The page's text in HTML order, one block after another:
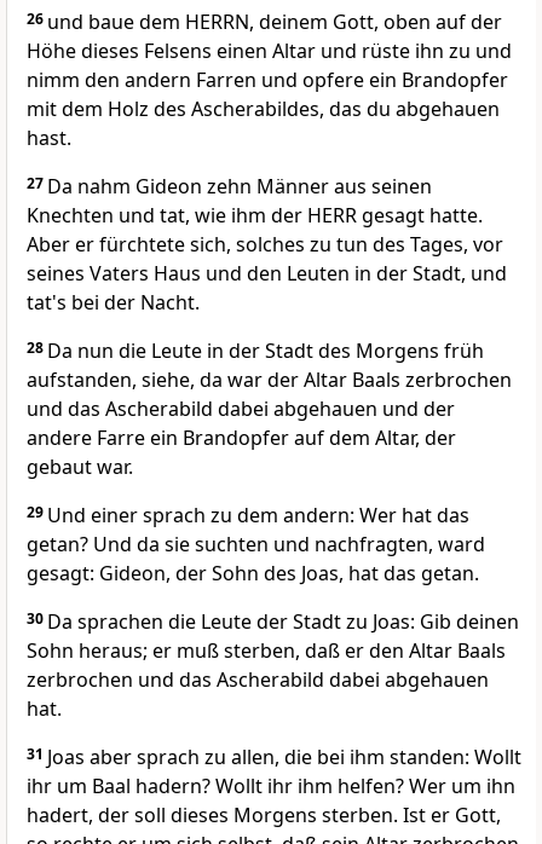
26 und baue dem HERRN, deinem Gott, oben auf der
Höhe dieses Felsens einen Altar und rüste ihn zu und
nimm den andern Farren und opfere ein Brandopfer
mit dem Holz des Ascherabildes, das du abgehauen
hast.
27 Da nahm Gideon zehn Männer aus seinen
Knechten und tat, wie ihm der HERR gesagt hatte.
Aber er fürchtete sich, solches zu tun des Tages, vor
seines Vaters Haus und den Leuten in der Stadt, und
tat's bei der Nacht.
28 Da nun die Leute in der Stadt des Morgens früh
aufstanden, siehe, da war der Altar Baals zerbrochen
und das Ascherabild dabei abgehauen und der
andere Farre ein Brandopfer auf dem Altar, der
gebaut war.
29 Und einer sprach zu dem andern: Wer hat das
getan? Und da sie suchten und nachfragten, ward
gesagt: Gideon, der Sohn des Joas, hat das getan.
30 Da sprachen die Leute der Stadt zu Joas: Gib deinen
Sohn heraus; er muß sterben, daß er den Altar Baals
zerbrochen und das Ascherabild dabei abgehauen
hat.
31 Joas aber sprach zu allen, die bei ihm standen: Wollt
ihr um Baal hadern? Wollt ihr ihm helfen? Wer um ihn
hadert, der soll dieses Morgens sterben. Ist er Gott,